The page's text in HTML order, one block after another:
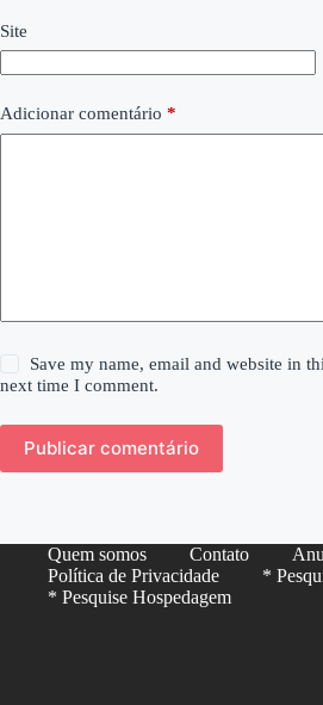
Site
Adicionar comentário *
Save my name, email and website in
next time I comment.
Publicar comentário
Quem somos Contato
Política de Privacidade
*
* Pesquise Hospedagem